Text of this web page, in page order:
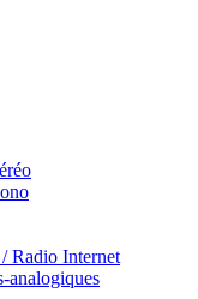
Radio Internet
analogiques